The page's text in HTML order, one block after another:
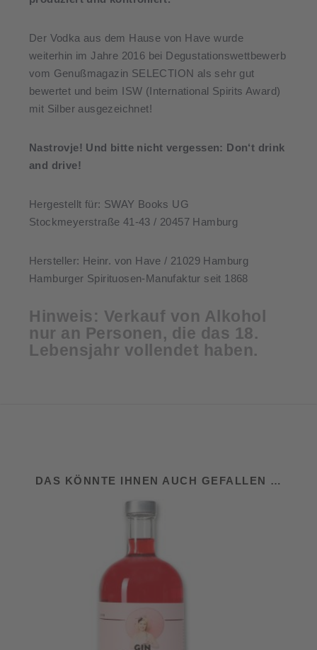
Der Vodka aus dem Hause von Have wurde
weiterhin im Jahre 2016 bei Degustationswettbewerb
vom Genußmagazin SELECTION als sehr gut
bewertet und beim ISW (International Spirits Award)
mit Silber ausgezeichnet!
Nastrovje! Und bitte nicht vergessen: Don‘t drink
and drive!
Hergestellt für: SWAY Books UG
Stockmeyerstraße 41-43 / 20457 Hamburg
Hersteller: Heinr. von Have / 21029 Hamburg
Hamburger Spirituosen-Manufaktur seit 1868
Hinweis: Verkauf von Alkohol
nur an Personen, die das 18.
Lebensjahr vollendet haben.
DAS KÖNNTE IHNEN AUCH GEFALLEN …